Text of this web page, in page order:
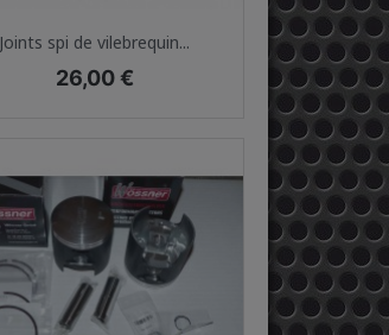
 Aperçu rapide
Joints spi de vilebrequin...
Prix
26,00 €